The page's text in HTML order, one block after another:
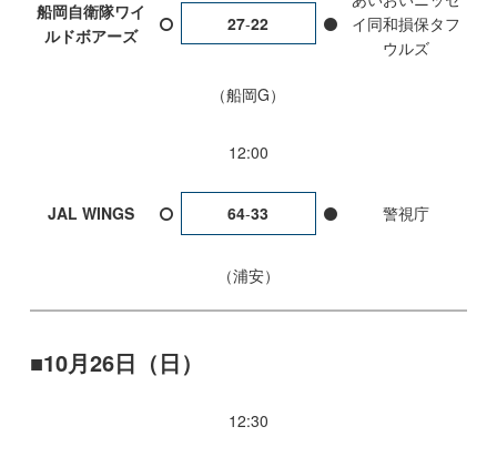
船岡自衛隊ワイ
ルドボアーズ
27-22
イ同和損保タフ
ウルズ
船岡G
12:00
JAL WINGS 64-33 警視庁
浦安
10月26日（日）
12:30